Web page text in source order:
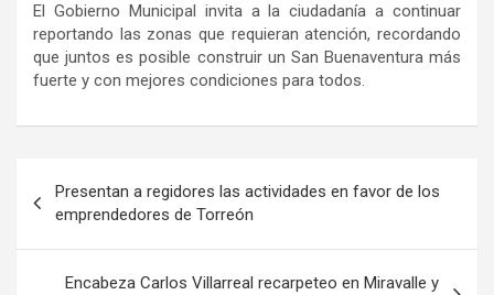
El Gobierno Municipal invita a la ciudadanía a continuar
reportando las zonas que requieran atención, recordando
que juntos es posible construir un San Buenaventura más
fuerte y con mejores condiciones para todos.
de
entradas
Presentan a regidores las actividades en favor de los
emprendedores de Torreón
Encabeza Carlos Villarreal recarpeteo en Miravalle y